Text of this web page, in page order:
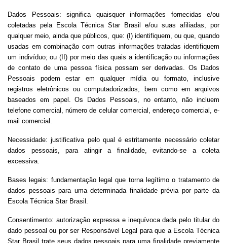
Dados Pessoais: significa quaisquer informações fornecidas e/ou
coletadas pela Escola Técnica Star Brasil e/ou suas afiliadas, por
qualquer meio, ainda que públicos, que: (I) identifiquem, ou que, quando
usadas em combinação com outras informações tratadas identifiquem
um indivíduo; ou (II) por meio das quais a identificação ou informações
de contato de uma pessoa física possam ser derivadas. Os Dados
Pessoais podem estar em qualquer mídia ou formato, inclusive
registros eletrônicos ou computadorizados, bem como em arquivos
baseados em papel. Os Dados Pessoais, no entanto, não incluem
telefone comercial, número de celular comercial, endereço comercial, e-
mail comercial.
Necessidade: justificativa pelo qual é estritamente necessário coletar
dados pessoais, para atingir a finalidade, evitando-se a coleta
excessiva.
Bases legais: fundamentação legal que torna legítimo o tratamento de
dados pessoais para uma determinada finalidade prévia por parte da
Escola Técnica Star Brasil.
Consentimento: autorização expressa e inequívoca dada pelo titular do
dado pessoal ou por ser Responsável Legal para que a Escola Técnica
Star Brasil trate seus dados pessoais para uma finalidade previamente